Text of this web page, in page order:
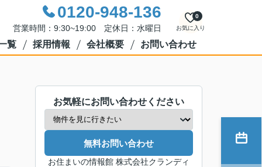
0120-948-136
営業時間：9:30~19:00 定休日：水曜日 お気に入り
0
覧 採用情報 会社概要 お問い合わせ
お気軽にお問い合わせください
無料お問い合わせ
お住まいの情報館 株式会社クランディ